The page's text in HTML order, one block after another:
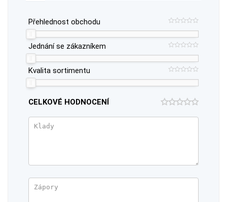
Přehlednost obchodu
Jednání se zákazníkem
Kvalita sortimentu
CELKOVÉ HODNOCENÍ